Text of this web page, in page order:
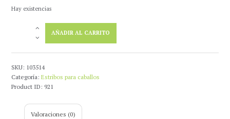
Hay existencias
Aluminio
Con
Taco
cantidad
AÑADIR AL CARRITO
SKU: 103514
Categoría:Estribos para caballos
Product ID: 921
Valoraciones (0)